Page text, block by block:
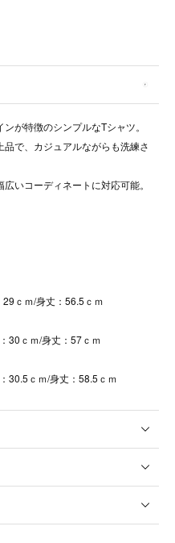
が特徴のシンプルなTシャツ。
で、カジュアルながらも洗練さ
いコーディネートに対応可能。
ｃｍ/身丈：56.5ｃｍ
30ｃｍ/身丈：57ｃｍ
30.5ｃｍ/身丈：58.5ｃｍ